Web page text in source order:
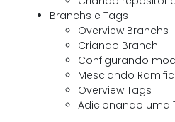
Branchs e Tags
Overview Branchs
Criando Branch
Configurando
Mesclando
Overview Tags
Adicionando uma